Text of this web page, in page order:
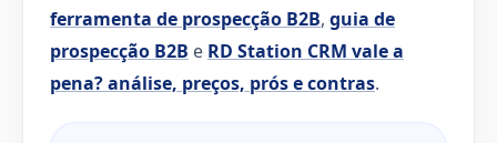
ferramenta de prospecção B2B, guia de
prospecção B2B e RD Station CRM vale a
pena? análise, preços, prós e contras.